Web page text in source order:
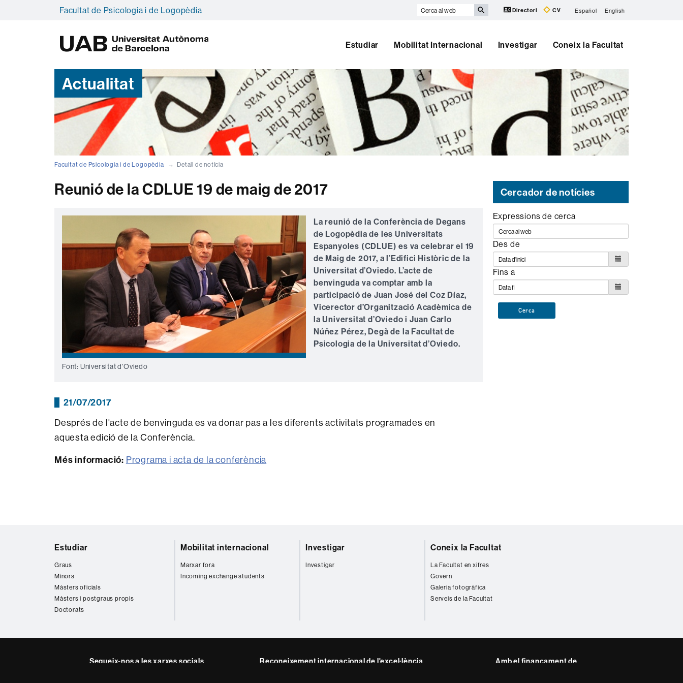
Facultat de Psicologia i de Logopèdia
Cerca
Directori CV Español English
A
Estudiar Mobilitat Internacional Investigar Coneix la Facultat
Actualitat
Facultat de Psicologia i de Logopèdia Detall de notícia
Reunió de la CDLUE 19 de maig de 2017
Font: Universitat d'Oviedo
La reunió de la Conferència de Degans
de Logopèdia de les Universitats
Espanyoles (CDLUE) es va celebrar el 19
de Maig de 2017, a l’Edifici Històric de la
Universitat d’Oviedo. L’acte de
benvinguda va comptar amb la
participació de Juan José del Coz Díaz,
Vicerector d’Organització Acadèmica de
la Universitat d’Oviedo i Juan Carlo
Núñez Pérez, Degà de la Facultat de
Psicologia de la Universitat d’Oviedo.
21/07/2017
Després de l'acte de benvinguda es va donar pas a les diferents activitats programades en
aquesta edició de la Conferència.
Més informació: Programa i acta de la conferència
Cercador de notícies
Expressions de cerca
Des de
Fins a
Cerca
Estudiar
Graus
Mínors
Màsters oficials
Màsters i postgraus propis
Doctorats
Mobilitat internacional
Marxar fora
Incoming exchange students
Investigar
Investigar
Coneix la Facultat
La Facultat en xifres
Govern
Galeria fotogràfica
Serveis de la Facultat
Segueix-nos a les xarxes socials Reconeixement internacional de l'excel·lència Amb el finançament de